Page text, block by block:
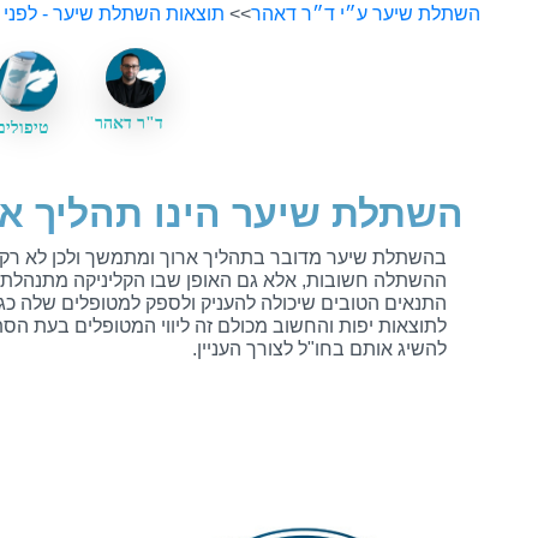
השתלת שיער ע״י ד״ר דאהר>> תוצאות השתלת שיער - לפני
ד"ר דאהר
השתלת שיער הינו תהליך
בהשתלת שיער מדובר בתהליך ארוך ומתמשך ולכן לא
ההשתלה חשובות, אלא גם האופן שבו הקליניקה
התנאים הטובים שיכולה להעניק ולספק למטופלים שלה
לתוצאות יפות והחשוב מכולם זה ליווי המטופלים בעת
להשיג אותם בחו"ל לצורך העניין.